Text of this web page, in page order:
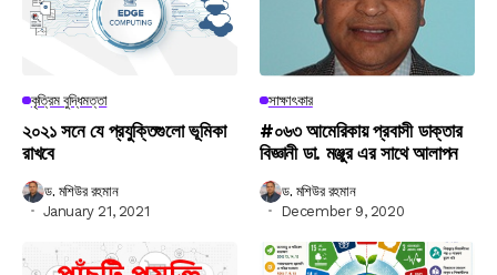
কৃত্রিম বুদ্ধিমত্তা
২০২১ সনে যে প্রযুক্তিগুলো ভূমিকা
রাখবে
ড. মশিউর রহমান
January 21, 2021
সাক্ষাৎকার
#০৬৩ আমেরিকায় প্রবাসী ডাক্তার
বিজ্ঞানী ডা. মঞ্জুর এর সাথে আলাপন
ড. মশিউর রহমান
December 9, 2020